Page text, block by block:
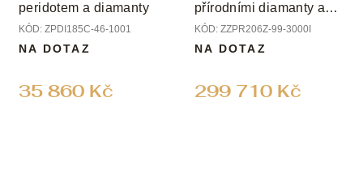
peridotem a diamanty
KÓD: ZPDI185C-46-1001
35 860 Kč
NA DOTAZ
přírodními diamanty a
perlou Biwa
KÓD: ZZPR206Z-99-3000I
299 710 Kč
NA DOTAZ